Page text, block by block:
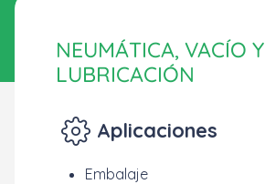
NEUMÁTICA, VACÍO Y
LUBRICACIÓN
Aplicaciones
Embalaje